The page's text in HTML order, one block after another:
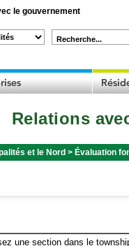
le gouvernement
Recherche...
Relations
et le Nord > Évaluation
une section dans le